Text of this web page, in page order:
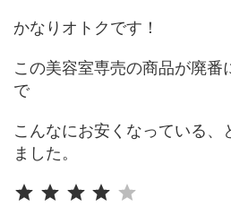
かなりオトクです！
この美容室専売の商品が廃番
で
こんなにお安くなっている、
ました。
⭐⭐ ⭐⭐